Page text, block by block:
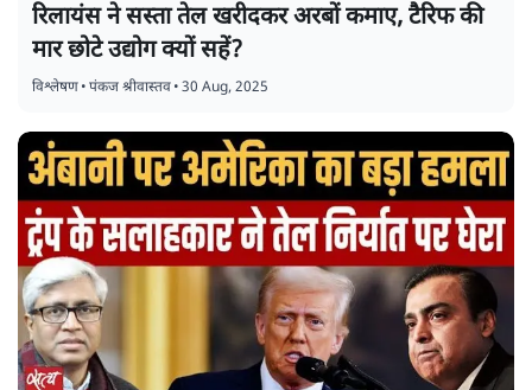
रिलायंस ने सस्ता तेल खरीदकर अरबों कमाए, टैरिफ की
मार छोटे उद्योग क्यों सहें?
विश्लेषण•पंकज श्रीवास्तव•30 Aug, 2025